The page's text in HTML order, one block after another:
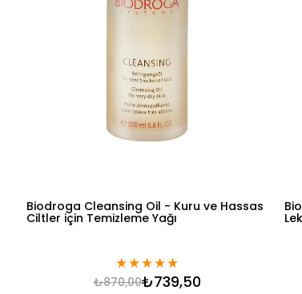
Biodroga Cleansing Oil - Kuru ve Hassas
Ciltler için Temizleme Yağı
★★★★★
₺739,50
₺870,00